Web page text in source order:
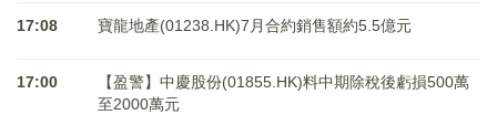
17:08 寶龍地產(01238.HK)7月合約銷售額約5.5億元
17:00
【盈警】中慶股份(01855.HK)料中期除稅後虧損500萬
至2000萬元